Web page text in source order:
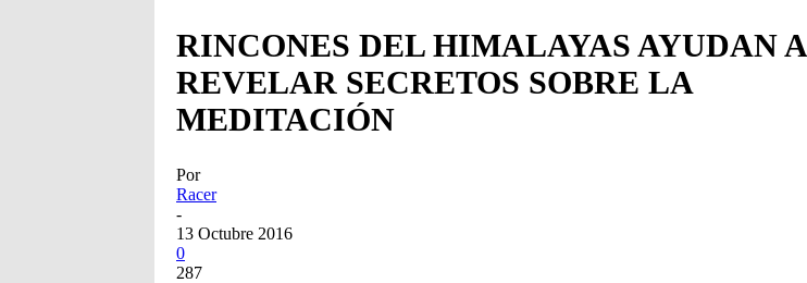
RINCONES DEL HIMALAYAS AYUDAN A
REVELAR SECRETOS SOBRE LA
MEDITACIÓN
Por
Racer
-
13 Octubre 2016
0
287